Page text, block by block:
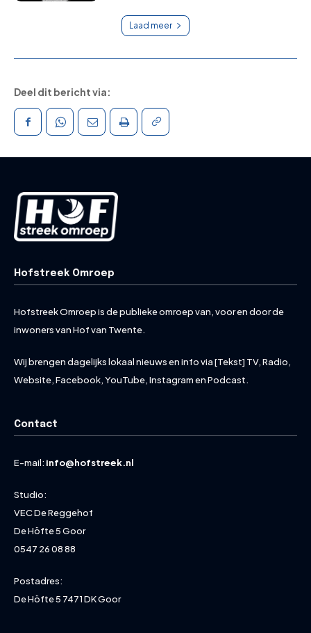
Laad meer
Deel dit bericht via:
Hofstreek Omroep
Hofstreek Omroep is de publieke omroep van, voor en door de
inwoners van Hof van Twente.
Wij brengen dagelijks lokaal nieuws en info via [Tekst] TV, Radio,
Website, Facebook, YouTube, Instagram en Podcast.
Contact
E-mail: info@hofstreek.nl
Studio:
VEC De Reggehof
De Höfte 5 Goor
0547 26 08 88
Postadres:
De Höfte 5 7471 DK Goor